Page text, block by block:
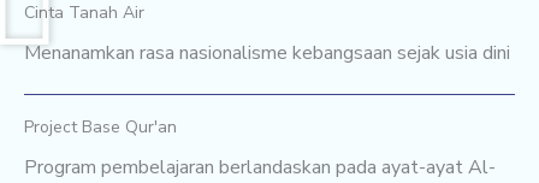
Cinta Tanah Air
Menanamkan rasa nasionalisme kebangsaan sejak usia dini
Project Base Qur'an
Program pembelajaran berlandaskan pada ayat-ayat Al-